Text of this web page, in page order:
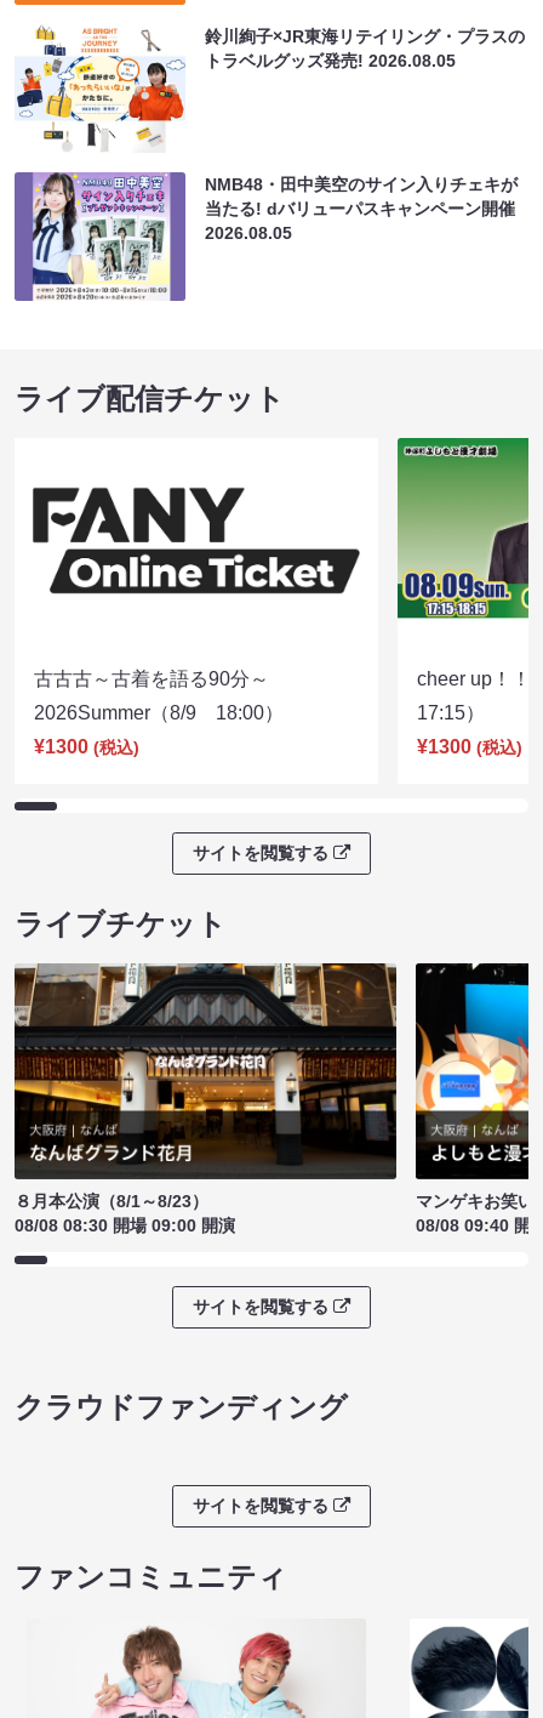
鈴川絢子×JR東海リテイリング・プラスの
トラベルグッズ発売!2026.08.05
NMB48・田中美空のサイン入りチェキが
当たる! dバリューパスキャンペーン開催
2026.08.05
ライブ配信チケット
古古古～古着を語る90分～
2026Summer（8/9 18:00）
¥1300 (税込)
cheer up！
17:15）
¥1300 (税込)
サイトを閲覧する
ライブチケット
８月本公演（8/1～8/23）
08/08 08:30 開場 09:00 開演
マンゲキお笑い
08/08 09:40 開
サイトを閲覧する
クラウドファンディング
サイトを閲覧する
ファンコミュニティ